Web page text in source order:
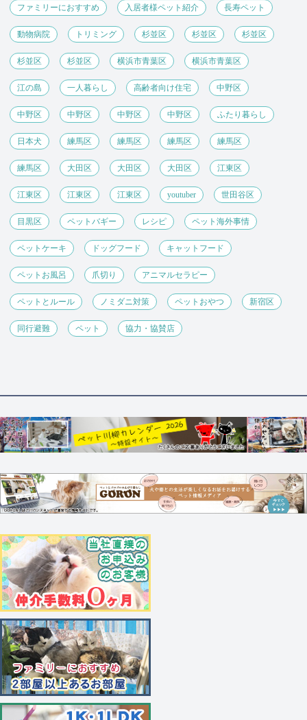
ファミリーにおすすめ 入居者様ペット紹介 長寿ペット
動物病院 トリミング 杉並区 杉並区 杉並区
杉並区 杉並区 横浜市青葉区 横浜市青葉区
江の島 一人暮らし 高齢者向け住宅 中野区
中野区 中野区 中野区 中野区 ふたり暮らし
日本犬 練馬区 練馬区 練馬区 練馬区
練馬区 大田区 大田区 大田区 江東区
江東区 江東区 江東区 youtuber 世田谷区
目黒区 ペットバギー レシピ ペット海外事情
ペットケーキ ドッグフード キャットフード
ペットお風呂 爪切り アニマルセラピー
ペットとルール ノミダニ対策 ペットおやつ 新宿区
同行避難 ペット 協力・協賛店